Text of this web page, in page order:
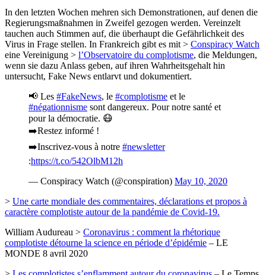
In den letzten Wochen mehren sich Demonstrationen, auf denen die
Regierungsmaßnahmen in Zweifel gezogen werden. Vereinzelt
tauchen auch Stimmen auf, die überhaupt die Gefährlichkeit des
Virus in Frage stellen. In Frankreich gibt es mit > Conspiracy Watch
eine Vereinigung > l’Observatoire du complotisme, die Meldungen,
wenn sie dazu Anlass geben, auf ihren Wahrheitsgehalt hin
untersucht, Fake News entlarvt und dokumentiert.
📢 Les #FakeNews, le #complotisme et le
#négationnisme sont dangereux. Pour notre santé et
pour la démocratie. 😷
➡️Restez informé !
➡️Inscrivez-vous à notre #newsletter
:https://t.co/542OlbM12h
— Conspiracy Watch (@conspiration) May 10, 2020
> Une carte mondiale des commentaires, déclarations et propos à
caractère complotiste autour de la pandémie de Covid-19.
William Audureau > Coronavirus : comment la rhétorique
complotiste détourne la science en période d’épidémie – LE
MONDE 8 avril 2020